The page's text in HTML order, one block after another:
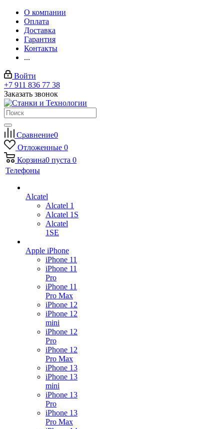
О компании
Оплата
Доставка
Гарантия
Контакты
...
Войти
+7 911 836 77 38
Заказать звонок
Сравнение0
Отложенные 0
Корзина0 пуста 0
Телефоны
Alcatel
Alcatel 1
Alcatel 1S
Alcatel
1SE
Apple iPhone
iPhone 11
iPhone 11
Pro
iPhone 11
Pro Max
iPhone 12
iPhone 12
mini
iPhone 12
Pro
iPhone 12
Pro Max
iPhone 13
iPhone 13
mini
iPhone 13
Pro
iPhone 13
Pro Max